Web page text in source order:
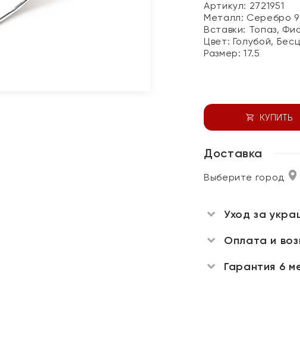
Артикул: 2721951
Металл: Серебро
Вставки: Топаз,
Цвет: Голубой,
Размер:17.5
КУПИТЬ
Доставка
Выберите город
Уход за
Оплата и
Гарантия 6